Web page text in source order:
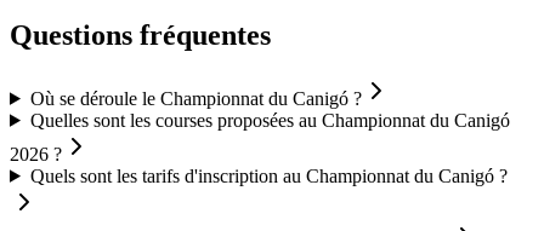
Questions fréquentes
Où se déroule le Championnat du Canigó ?
Quelles sont les courses proposées au Championnat du Canigó
2026 ?
Quels sont les tarifs d'inscription au Championnat du Canigó ?